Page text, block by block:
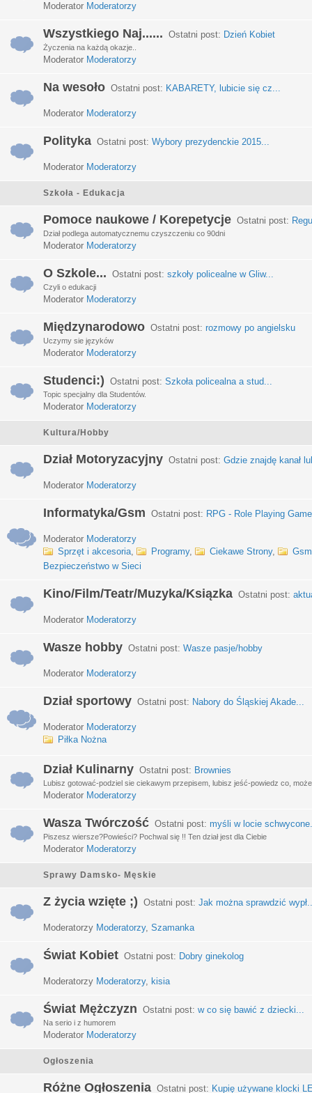
Moderator Moderatorzy
Wszystkiego Naj...... Ostatni post: Dzień Kobiet
Życzenia na każdą okazje..
Moderator Moderatorzy
Na wesoło Ostatni post: KABARETY, lubicie się cz...
Moderator Moderatorzy
Polityka Ostatni post: Wybory prezydenckie 2015...
Moderator Moderatorzy
Szkoła - Edukacja
Pomoce naukowe / Korepetycje Ostatni post:
Dział podlega automatycznemu czyszczeniu co 90dni
Moderator Moderatorzy
O Szkole... Ostatni post: szkoły policealne w Gliw...
Czyli o edukacji
Moderator Moderatorzy
Międzynarodowo Ostatni post: rozmowy po angielsku
Uczymy sie języków
Moderator Moderatorzy
Studenci:) Ostatni post: Szkoła policealna a stud...
Topic specjalny dla Studentów.
Moderator Moderatorzy
Kultura/Hobby
Dział Motoryzacyjny Ostatni post: Gdzie znajdę kanał
Moderator Moderatorzy
Informatyka/Gsm Ostatni post: RPG - Role Playing
Moderator Moderatorzy
Sprzęt i akcesoria, Programy, Ciekawe Strony,
Gsm
Bezpieczeństwo w Sieci
Kino/Film/Teatr/Muzyka/Ksiązka Ostatni post:
Moderator Moderatorzy
Wasze hobby Ostatni post: Wasze pasje/hobby
Moderator Moderatorzy
Dział sportowy Ostatni post: Nabory do Śląskiej Akade...
Moderator Moderatorzy
Piłka Nożna
Dział Kulinarny Ostatni post: Brownies
Lubisz gotować-podziel sie ciekawym przepisem, lubisz jeść-powiedz co,
Moderator Moderatorzy
Wasza Twórczość Ostatni post: myśli w locie
Piszesz wiersze?Powieści? Pochwal się !! Ten dział jest dla Ciebie
Moderator Moderatorzy
Sprawy Damsko- Męskie
Z życia wzięte ;) Ostatni post: Jak można sprawdzić
Moderatorzy Moderatorzy, Szamanka
Świat Kobiet Ostatni post: Dobry ginekolog
Moderatorzy Moderatorzy, kisia
Świat Mężczyzn Ostatni post: w co się bawić z dziecki...
Na serio i z humorem
Moderator Moderatorzy
Ogłoszenia
Różne Ogłoszenia Ostatni post: Kupię używane klocki